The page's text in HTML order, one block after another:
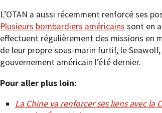
L’OTAN a aussi récemment renforcé ses
Plusieurs bombardiers américains sont en
effectuent régulièrement des missions en
de leur propre sous-marin furtif, le
gouvernement américain l’été dernier.
Pour aller plus loin:
La Chine va renforcer ses liens avec